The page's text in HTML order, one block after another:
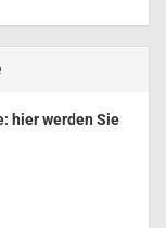
hier werden Sie